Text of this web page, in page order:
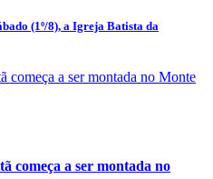
(1º/8), a Igreja Batista da
começa a ser montada no